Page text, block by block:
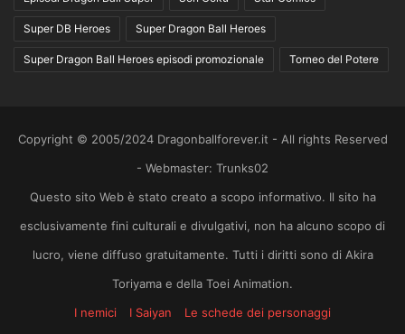
Super DB Heroes Super Dragon Ball Heroes
Super Dragon Ball Heroes episodi promozionale Torneo del Potere
Copyright © 2005/2024 Dragonballforever.it - All rights Reserved
- Webmaster: Trunks02
Questo sito Web è stato creato a scopo informativo. Il sito ha
esclusivamente fini culturali e divulgativi, non ha alcuno scopo di
lucro, viene diffuso gratuitamente. Tutti i diritti sono di Akira
Toriyama e della Toei Animation.
I nemici
I Saiyan Le schede dei personaggi